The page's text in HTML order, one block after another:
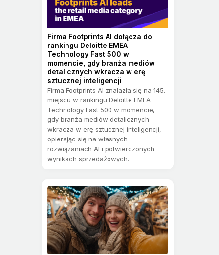
Firma Footprints AI dołącza do
rankingu Deloitte EMEA
Technology Fast 500 w
momencie, gdy branża mediów
detalicznych wkracza w erę
sztucznej inteligencji
Firma Footprints AI znalazła się na 145.
miejscu w rankingu Deloitte EMEA
Technology Fast 500 w momencie,
gdy branża mediów detalicznych
wkracza w erę sztucznej inteligencji,
opierając się na własnych
rozwiązaniach AI i potwierdzonych
wynikach sprzedażowych.